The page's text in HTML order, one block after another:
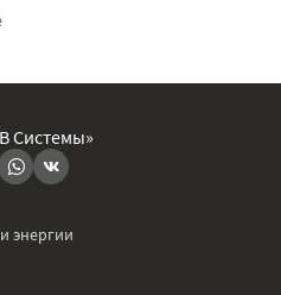
Системы»
энергии